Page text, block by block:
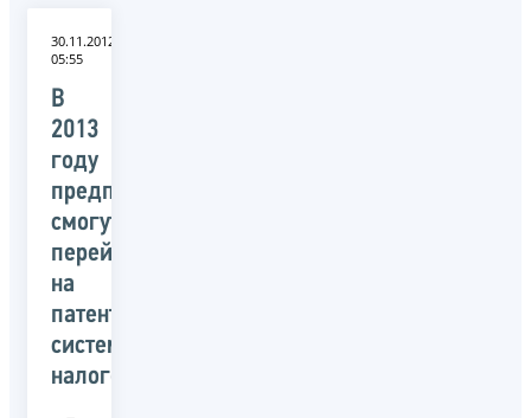
30.11.2012
05:55
В
2013
году
предприниматели
смогут
перейти
на
патентную
систему
налогообложения